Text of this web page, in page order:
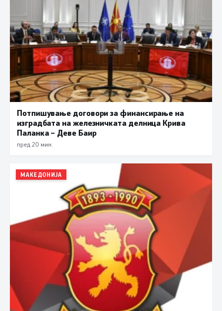
Потпишување договори за финансирање на
изградбата на железничката делница Крива
Паланка – Деве Баир
пред 20 мин.
МАКЕДОНИЈА